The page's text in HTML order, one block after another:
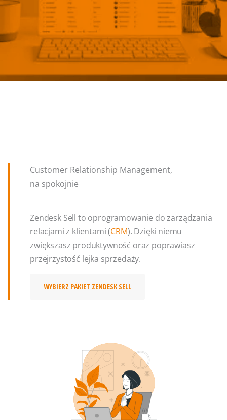
Customer Relationship Management,
na spokojnie
Zendesk Sell to oprogramowanie do zarządzania
relacjami z klientami (CRM). Dzięki niemu
zwiększasz produktywność oraz poprawiasz
przejrzystość lejka sprzedaży.
WYBIERZ PAKIET ZENDESK SELL